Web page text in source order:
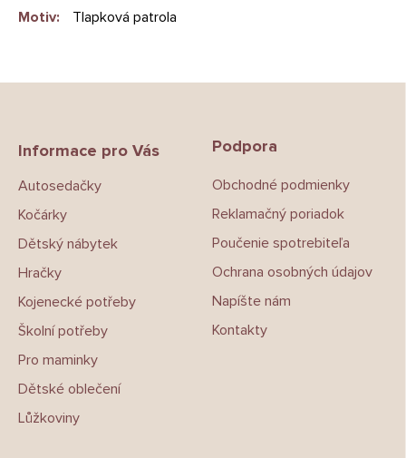
Motiv: Tlapková patrola
Informace pro Vás
Autosedačky
Kočárky
Dětský nábytek
Hračky
Kojenecké potřeby
Školní potřeby
Pro maminky
Dětské oblečení
Lůžkoviny
Podpora
Obchodné podmienky
Reklamačný poriadok
Poučenie spotrebiteľa
Ochrana osobných údajov
Napíšte nám
Kontakty